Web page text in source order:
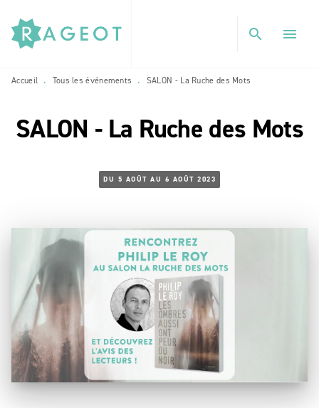
MENU RECHERCHE
PIED DE PAGE
search menu
Accueil • Tous les événements • SALON - La Ruche des Mots
SALON - La Ruche des Mots
DU 5 AOÛT AU 6 AOÛT 2023